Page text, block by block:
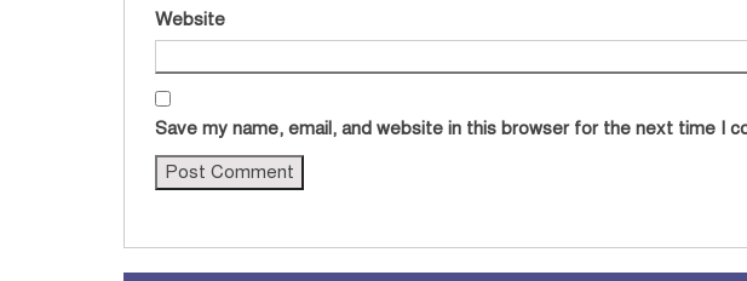
Website
Save my name, email, and website in this browser for the next time I